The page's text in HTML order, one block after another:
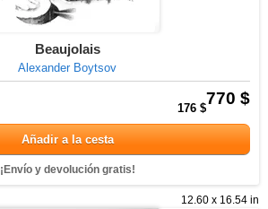
Beaujolais
Alexander Boytsov
770 $
176 $
Añadir a la cesta
¡Envío y devolución gratis!
12.60 x 16.54 in